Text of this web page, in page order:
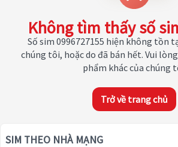
Không tìm thấy số
Số sim 0996727155 hiện không tồn
chúng tôi, hoặc do đã bán hết. Vui
phẩm khác của chúng
Trở về trang chủ
SIM THEO NHÀ MẠNG